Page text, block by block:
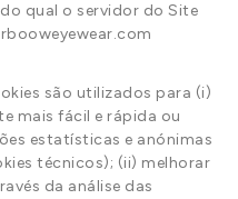
qual o servidor do Site
são utilizados para (i)
mais fácil e rápida ou
estatísticas e anónimas
técnicos); (ii) melhorar
da análise das